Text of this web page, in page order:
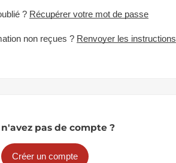
? Récupérer votre mot de passe
non reçues ? Renvoyer les instructions
n'avez pas de compte ?
Créer un compte